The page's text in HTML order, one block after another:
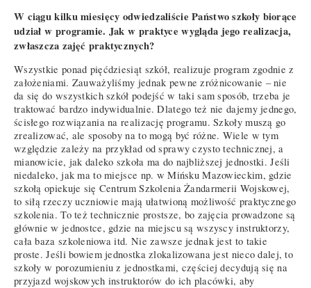
W ciągu kilku miesięcy odwiedzaliście Państwo szkoły biorące
udział w programie. Jak w praktyce wygląda jego realizacja,
zwłaszcza zajęć praktycznych?
Wszystkie ponad pięćdziesiąt szkół, realizuje program zgodnie z
założeniami. Zauważyliśmy jednak pewne zróżnicowanie – nie
da się do wszystkich szkół podejść w taki sam sposób, trzeba je
traktować bardzo indywidualnie. Dlatego też nie dajemy jednego,
ścisłego rozwiązania na realizację programu. Szkoły muszą go
zrealizować, ale sposoby na to mogą być różne. Wiele w tym
względzie zależy na przykład od sprawy czysto technicznej, a
mianowicie, jak daleko szkoła ma do najbliższej jednostki. Jeśli
niedaleko, jak ma to miejsce np. w Mińsku Mazowieckim, gdzie
szkołą opiekuje się Centrum Szkolenia Żandarmerii Wojskowej,
to siłą rzeczy uczniowie mają ułatwioną możliwość praktycznego
szkolenia. To też technicznie prostsze, bo zajęcia prowadzone są
głównie w jednostce, gdzie na miejscu są wszyscy instruktorzy,
cała baza szkoleniowa itd. Nie zawsze jednak jest to takie
proste. Jeśli bowiem jednostka zlokalizowana jest nieco dalej, to
szkoły w porozumieniu z jednostkami, częściej decydują się na
przyjazd wojskowych instruktorów do ich placówki, aby